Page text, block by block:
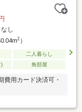
なし
2）
二人暮らし
角部屋
費用カード決済可・